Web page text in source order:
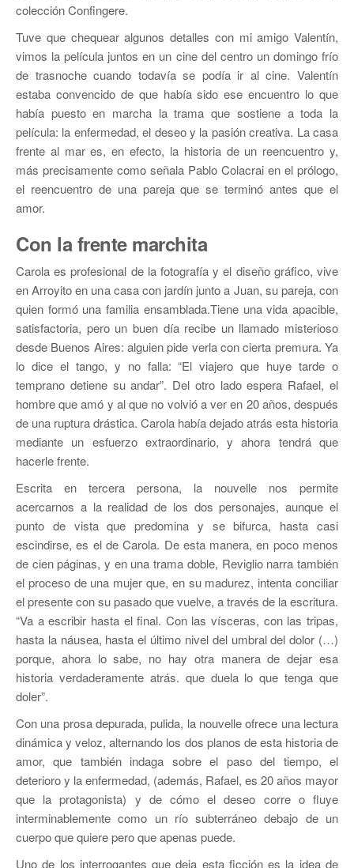
colección Confingere.
Tuve que chequear algunos detalles con mi amigo Valentín,
vimos la película juntos en un cine del centro un domingo frío
de trasnoche cuando todavía se podía ir al cine. Valentín
estaba convencido de que había sido ese encuentro lo que
había puesto en marcha la trama que sostiene a toda la
película: la enfermedad, el deseo y la pasión creativa. La casa
frente al mar es, en efecto, la historia de un reencuentro y,
más precisamente como señala Pablo Colacrai en el prólogo,
el reencuentro de una pareja que se terminó antes que el
amor.
Con la frente marchita
Carola es profesional de la fotografía y el diseño gráfico, vive
en Arroyito en una casa con jardín junto a Juan, su pareja, con
quien formó una familia ensamblada.Tiene una vida apacible,
satisfactoria, pero un buen día recibe un llamado misterioso
desde Buenos Aires: alguien pide verla con cierta premura. Ya
lo dice el tango, y no falla: “El viajero que huye tarde o
temprano detiene su andar”. Del otro lado espera Rafael, el
hombre que amó y al que no volvió a ver en 20 años, después
de una ruptura drástica. Carola había dejado atrás esta historia
mediante un esfuerzo extraordinario, y ahora tendrá que
hacerle frente.
Escrita en tercera persona, la nouvelle nos permite
acercarnos a la realidad de los dos personajes, aunque el
punto de vista que predomina y se bifurca, hasta casi
escindirse, es el de Carola. De esta manera, en poco menos
de cien páginas, y en una trama doble, Reviglio narra también
el proceso de una mujer que, en su madurez, intenta conciliar
el presente con su pasado que vuelve, a través de la escritura.
“Va a escribir hasta el final. Con las vísceras, con las tripas,
hasta la náusea, hasta el último nivel del umbral del dolor (…)
porque, ahora lo sabe, no hay otra manera de dejar esa
historia verdaderamente atrás. que duela lo que tenga que
doler”.
Con una prosa depurada, pulida, la nouvelle ofrece una lectura
dinámica y veloz, alternando los dos planos de esta historia de
amor, que también indaga sobre el paso del tiempo, el
deterioro y la enfermedad, (además, Rafael, es 20 años mayor
que la protagonista) y de cómo el deseo corre o fluye
interminablemente como un río subterráneo debajo de un
cuerpo que quiere pero que apenas puede.
Uno de los interrogantes que deja esta ficción es la idea de